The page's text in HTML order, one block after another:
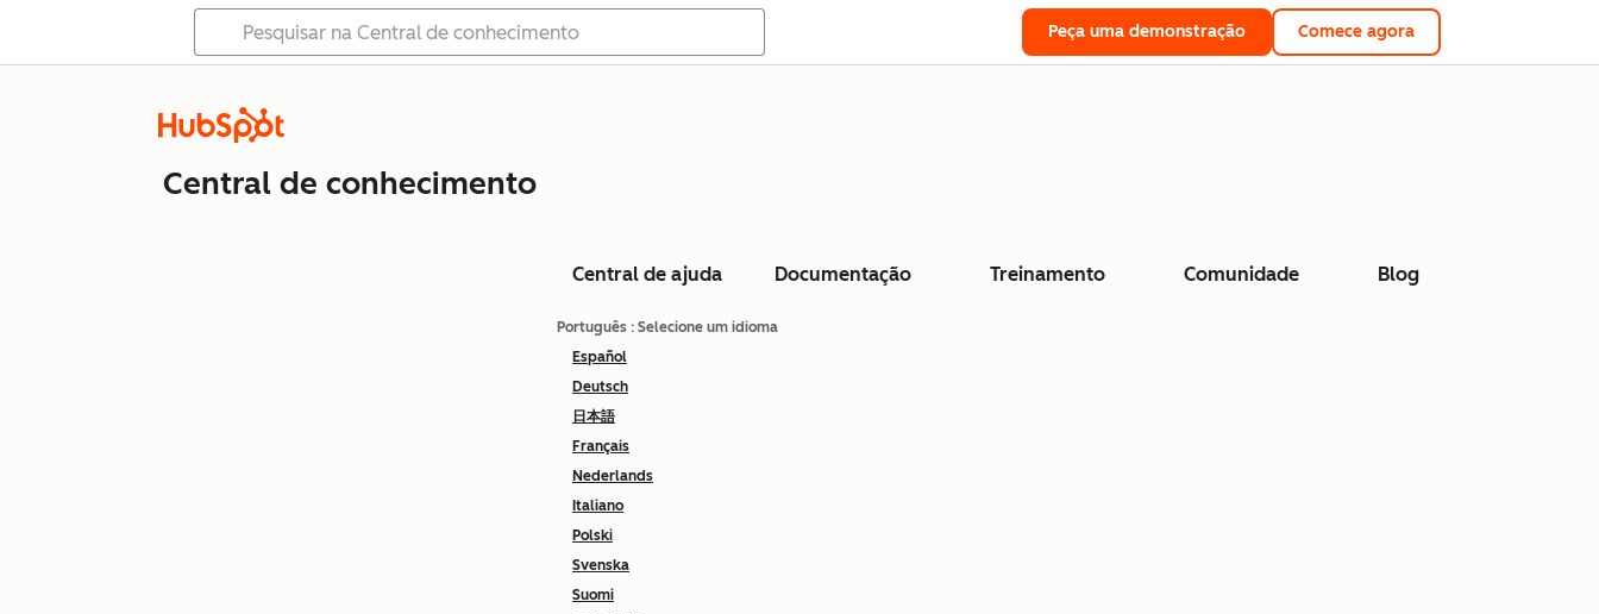
Peça uma demonstração Comece agora
Central de conhecimento
Central de ajuda Documentação Treinamento Comunidade Blog
Português : Selecione um idioma
Español
Deutsch
日本語
Français
Nederlands
Italiano
Polski
Svenska
Suomi